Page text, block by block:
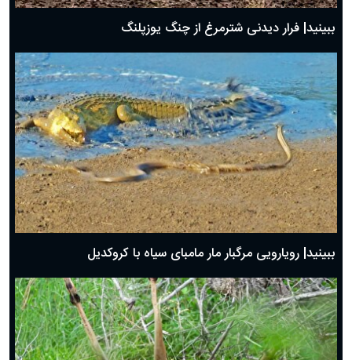
ببینید| فرار دیدنی شترمرغ از چنگ یوزپلنگ
ببینید| رویارویی مرگبار مار مامبای سیاه با کروکدیل